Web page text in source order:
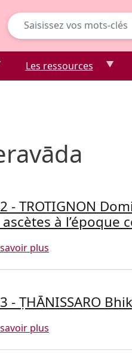
Les ressources
- TROTIGNON
à l’époque
plus
- ṬHĀNISSARO
plus